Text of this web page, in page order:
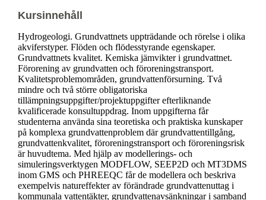
Kursinnehåll
Hydrogeologi. Grundvattnets uppträdande och rörelse i olika
akviferstyper. Flöden och flödesstyrande egenskaper.
Grundvattnets kvalitet. Kemiska jämvikter i grundvattnet.
Förorening av grundvatten och föroreningstransport.
Kvalitetsproblemområden, grundvattenförsurning. Två
mindre och två större obligatoriska
tillämpningsuppgifter/projektuppgifter efterliknande
kvalificerade konsultuppdrag. Inom uppgifterna får
studenterna använda sina teoretiska och praktiska kunskaper
på komplexa grundvattenproblem där grundvattentillgång,
grundvattenkvalitet, föroreningstransport och föroreningsrisk
är huvudtema. Med hjälp av modellerings- och
simuleringsverktygen MODFLOW, SEEP2D och MT3DMS
inom GMS och PHREEQC får de modellera och beskriva
exempelvis natureffekter av förändrade grundvattenuttag i
kommunala vattentäkter, grundvattenavsänkningar i samband